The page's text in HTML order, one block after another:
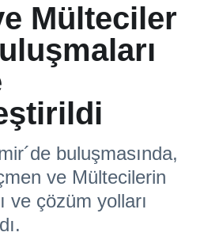
Mülteciler
buluşmasında,
ve Mültecilerin
ve çözüm yolları